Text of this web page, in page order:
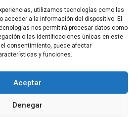
utilizamos tecnologías como las
acceder a la información del dispositivo. El
nos permitirá procesar datos como
o las identificaciones únicas en este
consentimiento, puede afectar
y funciones.
Aceptar
Denegar
Contacto
con nosotros mediante el
formulario
reservados –